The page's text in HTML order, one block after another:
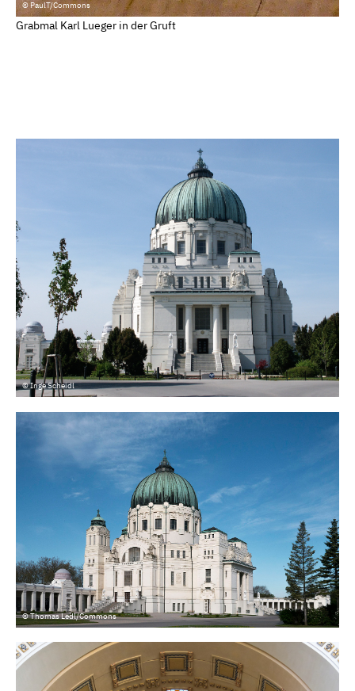
© PaulT/Commons
Grabmal Karl Lueger in der Gruft
© Inge Scheidl
© Thomas Ledl/Commons